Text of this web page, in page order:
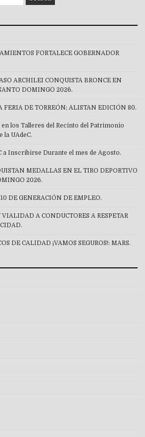
FORTALECE GOBERNADOR
ARCHILEI CONQUISTA BRONCE EN
DOMINGO 2026.
FERIA DE TORREÓN; ALISTAN EDICIÓN 80.
los Talleres del Recinto del Patrimonio
la UAdeC.
a Inscribirse Durante el mes de Agosto.
MEDALLAS EN EL TIRO DEPORTIVO
2026.
DE GENERACIÓN DE EMPLEO.
A CONDUCTORES A RESPETAR
DE CALIDAD ¡VAMOS SEGUROS!: MARS.